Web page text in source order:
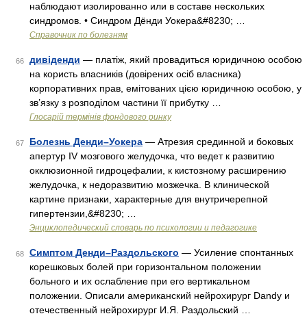
наблюдают изолированно или в составе нескольких
синдромов. • Синдром Дёнди Уокера&#8230; …
Справочник по болезням
66 дивіденди — платіж, який провадиться юридичною особою
на користь власників (довірених осіб власника)
корпоративних прав, емітованих цією юридичною особою, у
зв’язку з розподілом частини її прибутку …
Глосарій термінів фондового ринку
67 Болезнь Денди–Уокера — Атрезия срединной и боковых
апертур IV мозгового желудочка, что ведет к развитию
окклюзионной гидроцефалии, к кистозному расширению
желудочка, к недоразвитию мозжечка. В клинической
картине признаки, характерные для внутричерепной
гипертензии,&#8230; …
Энциклопедический словарь по психологии и педагогике
68 Симптом Денди–Раздольского — Усиление спонтанных
корешковых болей при горизонтальном положении
больного и их ослабление при его вертикальном
положении. Описали американский нейрохирург Dandy и
отечественный нейрохирург И.Я. Раздольский …